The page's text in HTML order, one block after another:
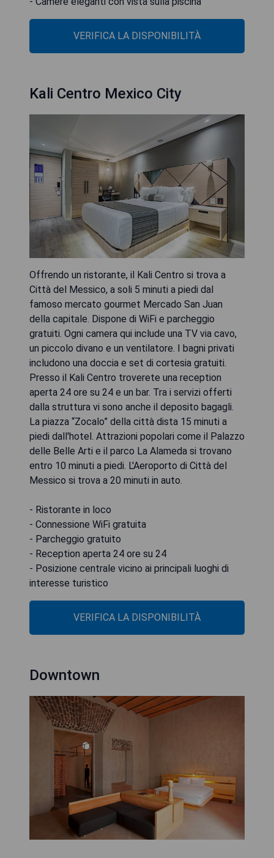
VERIFICA LA DISPONIBILITÀ
Kali Centro Mexico City
Offrendo un ristorante, il Kali Centro si trova a
Città del Messico, a soli 5 minuti a piedi dal
famoso mercato gourmet Mercado San Juan
della capitale. Dispone di WiFi e parcheggio
gratuiti. Ogni camera qui include una TV via cavo,
un piccolo divano e un ventilatore. I bagni privati
includono una doccia e set di cortesia gratuiti.
Presso il Kali Centro troverete una reception
aperta 24 ore su 24 e un bar. Tra i servizi offerti
dalla struttura vi sono anche il deposito bagagli.
La piazza “Zocalo” della città dista 15 minuti a
piedi dall'hotel. Attrazioni popolari come il Palazzo
delle Belle Arti e il parco La Alameda si trovano
entro 10 minuti a piedi. L'Aeroporto di Città del
Messico si trova a 20 minuti in auto.
- Ristorante in loco
- Connessione WiFi gratuita
- Parcheggio gratuito
- Reception aperta 24 ore su 24
- Posizione centrale vicino ai principali luoghi di
interesse turistico
VERIFICA LA DISPONIBILITÀ
Downtown